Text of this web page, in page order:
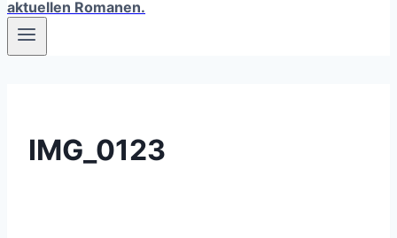
aktuellen Romanen.
IMG_0123